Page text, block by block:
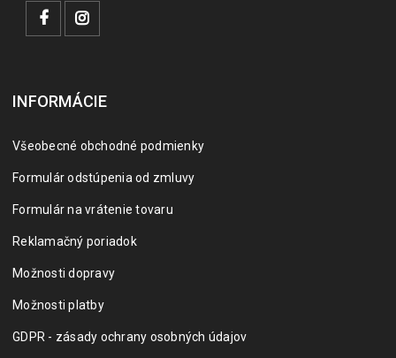
INFORMÁCIE
Všeobecné obchodné podmienky
Formulár odstúpenia od zmluvy
Formulár na vrátenie tovaru
Reklamačný poriadok
Možnosti dopravy
Možnosti platby
GDPR - zásady ochrany osobných údajov